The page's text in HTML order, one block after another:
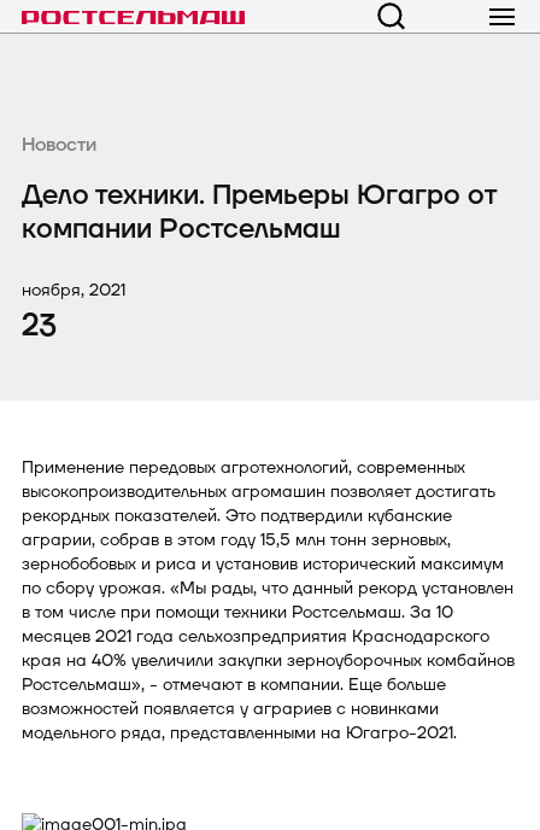
Новости
Дело техники. Премьеры Югагро от
компании Ростсельмаш
ноября, 2021
23
Применение передовых агротехнологий, современных
высокопроизводительных агромашин позволяет достигать
рекордных показателей. Это подтвердили кубанские
аграрии, собрав в этом году 15,5 млн тонн зерновых,
зернобобовых и риса и установив исторический максимум
по сбору урожая. «Мы рады, что данный рекорд установлен
в том числе при помощи техники Ростсельмаш. За 10
месяцев 2021 года сельхозпредприятия Краснодарского
края на 40% увеличили закупки зерноуборочных комбайнов
Ростсельмаш», - отмечают в компании. Еще больше
возможностей появляется у аграриев с новинками
модельного ряда, представленными на Югагро-2021.